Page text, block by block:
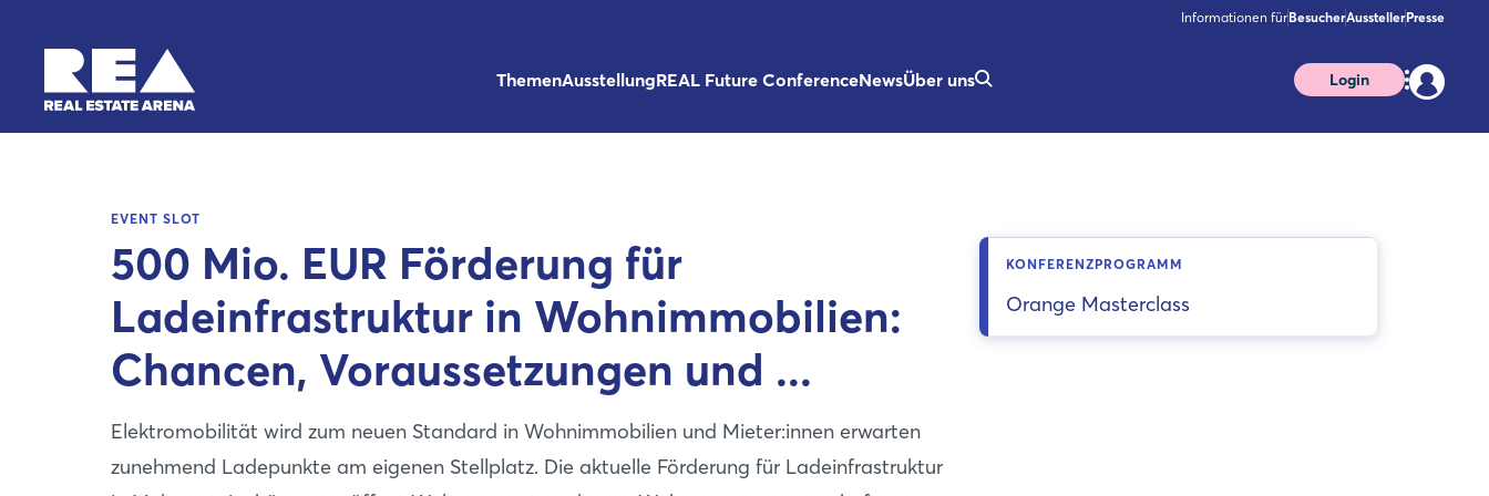
Informationen fürBesucherAusstellerPresse
ThemenAusstellungREAL Future ConferenceNewsÜber uns Login
EVENT SLOT
500 Mio. EUR Förderung für
Ladeinfrastruktur in Wohnimmobilien:
Chancen, Voraussetzungen und ...
Elektromobilität wird zum neuen Standard in Wohnimmobilien und Mieter:innen erwarten
zunehmend Ladepunkte am eigenen Stellplatz. Die aktuelle Förderung für Ladeinfrastruktur
KONFERENZPROGRAMM
Orange Masterclass